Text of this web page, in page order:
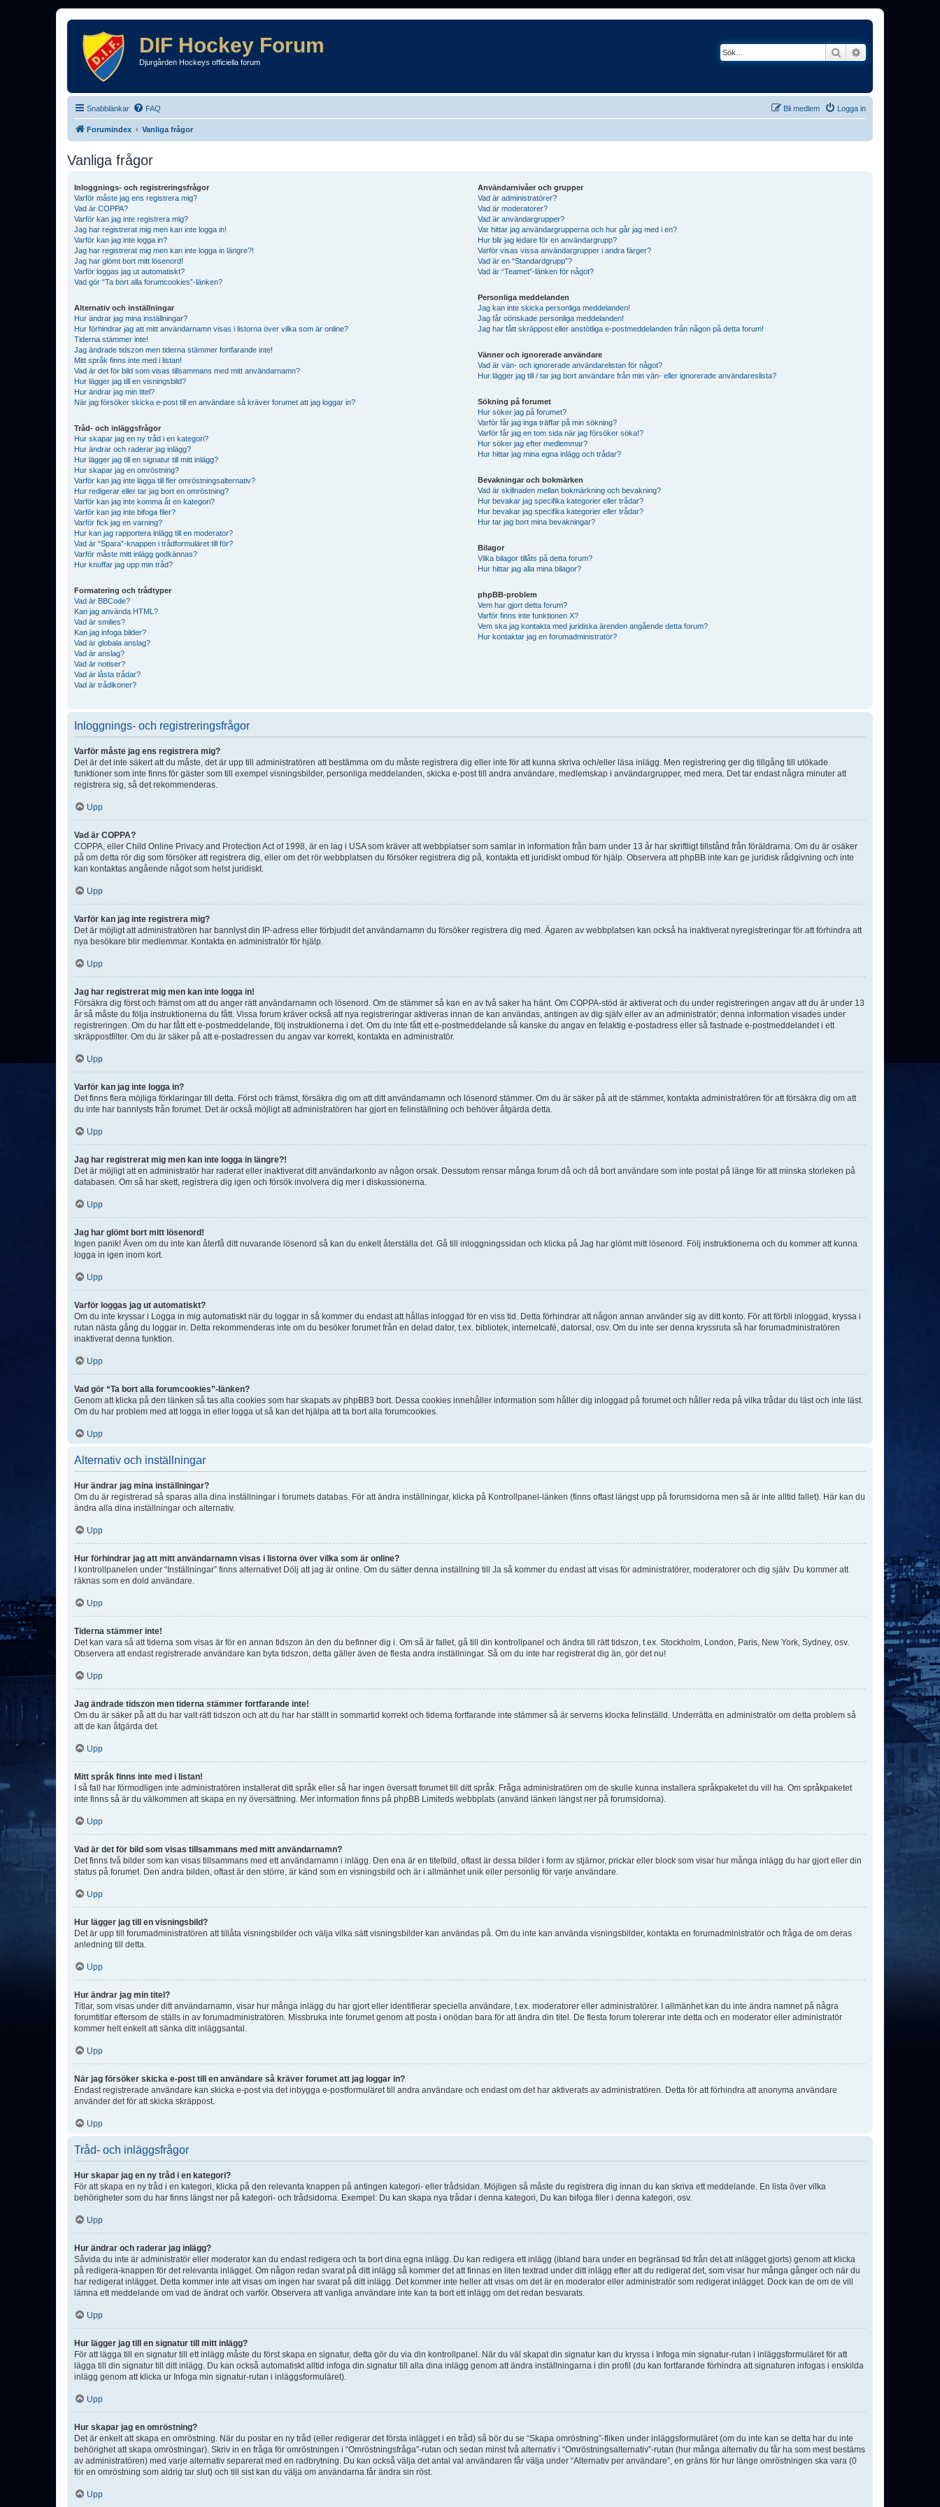
DIF Hockey Forum
Djurgården Hockeys officiella forum
Sök
Snabblänkar FAQ Logga in
Bli medlem
Forumindex Vanliga frågor
Vanliga frågor
Inloggnings- och registreringsfrågor
Varför måste jag ens registrera mig?
Vad är COPPA?
Varför kan jag inte registrera mig?
Jag har registrerat mig men kan inte logga in!
Varför kan jag inte logga in?
Jag har registrerat mig men kan inte logga in längre?!
Jag har glömt bort mitt lösenord!
Varför loggas jag ut automatiskt?
Vad gör “Ta bort alla forumcookies”-länken?
Alternativ och inställningar
Hur ändrar jag mina inställningar?
Hur förhindrar jag att mitt användarnamn visas i listorna över vilka som är online?
Tiderna stämmer inte!
Jag ändrade tidszon men tiderna stämmer fortfarande inte!
Mitt språk finns inte med i listan!
Vad är det för bild som visas tillsammans med mitt användarnamn?
Hur lägger jag till en visningsbild?
Hur ändrar jag min titel?
När jag försöker skicka e-post till en användare så kräver forumet att jag loggar in?
Tråd- och inläggsfrågor
Hur skapar jag en ny tråd i en kategori?
Hur ändrar och raderar jag inlägg?
Hur lägger jag till en signatur till mitt inlägg?
Hur skapar jag en omröstning?
Varför kan jag inte lägga till fler omröstningsalternativ?
Hur redigerar eller tar jag bort en omröstning?
Varför kan jag inte komma åt en kategori?
Varför kan jag inte bifoga filer?
Varför fick jag en varning?
Hur kan jag rapportera inlägg till en moderator?
Vad är “Spara”-knappen i trådformuläret till för?
Varför måste mitt inlägg godkännas?
Hur knuffar jag upp min tråd?
Formatering och trådtyper
Vad är BBCode?
Kan jag använda HTML?
Vad är smilies?
Kan jag infoga bilder?
Vad är globala anslag?
Vad är anslag?
Vad är notiser?
Vad är låsta trådar?
Vad är trådikoner?
Användarnivåer och grupper
Vad är administratörer?
Vad är moderatorer?
Vad är användargrupper?
Var hittar jag användargrupperna och hur går jag med i en?
Hur blir jag ledare för en användargrupp?
Varför visas vissa användargrupper i andra färger?
Vad är en “Standardgrupp”?
Vad är “Teamet”-länken för något?
Personliga meddelanden
Jag kan inte skicka personliga meddelanden!
Jag får oönskade personliga meddelanden!
Jag har fått skräppost eller anstötliga e-postmeddelanden från någon på detta forum!
Vänner och ignorerade användare
Vad är vän- och ignorerade användarelistan för något?
Hur lägger jag till / tar jag bort användare från min vän- eller ignorerade användareslista?
Sökning på forumet
Hur söker jag på forumet?
Varför får jag inga träffar på min sökning?
Varför får jag en tom sida när jag försöker söka!?
Hur söker jag efter medlemmar?
Hur hittar jag mina egna inlägg och trådar?
Bevakningar och bokmärken
Vad är skillnaden mellan bokmärkning och bevakning?
Hur bevakar jag specifika kategorier eller trådar?
Hur bevakar jag specifika kategorier eller trådar?
Hur tar jag bort mina bevakningar?
Bilagor
Vilka bilagor tillåts på detta forum?
Hur hittar jag alla mina bilagor?
phpBB-problem
Vem har gjort detta forum?
Varför finns inte funktionen X?
Vem ska jag kontakta med juridiska ärenden angående detta forum?
Hur kontaktar jag en forumadministratör?
Inloggnings- och registreringsfrågor
Varför måste jag ens registrera mig?
Det är det inte säkert att du måste, det är upp till administratören att bestämma om du måste registrera dig eller inte för att kunna skriva och/eller läsa inlägg. Men registrering ger dig tillgång till utökade
funktioner som inte finns för gäster som till exempel visningsbilder, personliga meddelanden, skicka e-post till andra användare, medlemskap i användargrupper, med mera. Det tar endast några minuter att
registrera sig, så det rekommenderas.
Upp
Vad är COPPA?
COPPA, eller Child Online Privacy and Protection Act of 1998, är en lag i USA som kräver att webbplatser som samlar in information från barn under 13 år har skriftligt tillstånd från föräldrarna. Om du är osäker
på om detta rör dig som försöker att registrera dig, eller om det rör webbplatsen du försöker registrera dig på, kontakta ett juridiskt ombud för hjälp. Observera att phpBB inte kan ge juridisk rådgivning och inte
kan kontaktas angående något som helst juridiskt.
Upp
Varför kan jag inte registrera mig?
Det är möjligt att administratören har bannlyst din IP-adress eller förbjudit det användarnamn du försöker registrera dig med. Ägaren av webbplatsen kan också ha inaktiverat nyregistreringar för att förhindra att
nya besökare blir medlemmar. Kontakta en administratör för hjälp.
Upp
Jag har registrerat mig men kan inte logga in!
Försäkra dig först och främst om att du anger rätt användarnamn och lösenord. Om de stämmer så kan en av två saker ha hänt. Om COPPA-stöd är aktiverat och du under registreringen angav att du är under 13
år så måste du följa instruktionerna du fått. Vissa forum kräver också att nya registreringar aktiveras innan de kan användas, antingen av dig själv eller av an administratör; denna information visades under
registreringen. Om du har fått ett e-postmeddelande, följ instruktionerna i det. Om du inte fått ett e-postmeddelande så kanske du angav en felaktig e-postadress eller så fastnade e-postmeddelandet i ett
skräppostfilter. Om du är säker på att e-postadressen du angav var korrekt, kontakta en administratör.
Upp
Varför kan jag inte logga in?
Det finns flera möjliga förklaringar till detta. Först och främst, försäkra dig om att ditt användarnamn och lösenord stämmer. Om du är säker på att de stämmer, kontakta administratören för att försäkra dig om att
du inte har bannlysts från forumet. Det är också möjligt att administratören har gjort en felinställning och behöver åtgärda detta.
Upp
Jag har registrerat mig men kan inte logga in längre?!
Det är möjligt att en administratör har raderat eller inaktiverat ditt användarkonto av någon orsak. Dessutom rensar många forum då och då bort användare som inte postat på länge för att minska storleken på
databasen. Om så har skett, registrera dig igen och försök involvera dig mer i diskussionerna.
Upp
Jag har glömt bort mitt lösenord!
Ingen panik! Även om du inte kan återfå ditt nuvarande lösenord så kan du enkelt återställa det. Gå till inloggningssidan och klicka på Jag har glömt mitt lösenord. Följ instruktionerna och du kommer att kunna
logga in igen inom kort.
Upp
Varför loggas jag ut automatiskt?
Om du inte kryssar i Logga in mig automatiskt när du loggar in så kommer du endast att hållas inloggad för en viss tid. Detta förhindrar att någon annan använder sig av ditt konto. För att förbli inloggad, kryssa i
rutan nästa gång du loggar in. Detta rekommenderas inte om du besöker forumet från en delad dator, t.ex. bibliotek, internetcafé, datorsal, osv. Om du inte ser denna kryssruta så har forumadministratören
inaktiverat denna funktion.
Upp
Vad gör “Ta bort alla forumcookies”-länken?
Genom att klicka på den länken så tas alla cookies som har skapats av phpBB3 bort. Dessa cookies innehåller information som håller dig inloggad på forumet och håller reda på vilka trådar du läst och inte läst.
Om du har problem med att logga in eller logga ut så kan det hjälpa att ta bort alla forumcookies.
Upp
Alternativ och inställningar
Hur ändrar jag mina inställningar?
Om du är registrerad så sparas alla dina inställningar i forumets databas. För att ändra inställningar, klicka på Kontrollpanel-länken (finns oftast längst upp på forumsidorna men så är inte alltid fallet). Här kan du
ändra alla dina inställningar och alternativ.
Upp
Hur förhindrar jag att mitt användarnamn visas i listorna över vilka som är online?
I kontrollpanelen under “Inställningar” finns alternativet Dölj att jag är online. Om du sätter denna inställning till Ja så kommer du endast att visas för administratörer, moderatorer och dig själv. Du kommer att
räknas som en dold användare.
Upp
Tiderna stämmer inte!
Det kan vara så att tiderna som visas är för en annan tidszon än den du befinner dig i. Om så är fallet, gå till din kontrollpanel och ändra till rätt tidszon, t.ex. Stockholm, London, Paris, New York, Sydney, osv.
Observera att endast registrerade användare kan byta tidszon, detta gäller även de flesta andra inställningar. Så om du inte har registrerat dig än, gör det nu!
Upp
Jag ändrade tidszon men tiderna stämmer fortfarande inte!
Om du är säker på att du har valt rätt tidszon och att du har har ställt in sommartid korrekt och tiderna fortfarande inte stämmer så är serverns klocka felinställd. Underrätta en administratör om detta problem så
att de kan åtgärda det.
Upp
Mitt språk finns inte med i listan!
I så fall har förmodligen inte administratören installerat ditt språk eller så har ingen översatt forumet till ditt språk. Fråga administratören om de skulle kunna installera språkpaketet du vill ha. Om språkpaketet
inte finns så är du välkommen att skapa en ny översättning. Mer information finns på phpBB Limiteds webbplats (använd länken längst ner på forumsidorna).
Upp
Vad är det för bild som visas tillsammans med mitt användarnamn?
Det finns två bilder som kan visas tillsammans med ett användarnamn i inlägg. Den ena är en titelbild, oftast är dessa bilder i form av stjärnor, prickar eller block som visar hur många inlägg du har gjort eller din
status på forumet. Den andra bilden, oftast är den större, är känd som en visningsbild och är i allmänhet unik eller personlig för varje användare.
Upp
Hur lägger jag till en visningsbild?
Det är upp till forumadministratören att tillåta visningsbilder och välja vilka sätt visningsbilder kan användas på. Om du inte kan använda visningsbilder, kontakta en forumadministratör och fråga de om deras
anledning till detta.
Upp
Hur ändrar jag min titel?
Titlar, som visas under ditt användarnamn, visar hur många inlägg du har gjort eller identifierar speciella användare, t.ex. moderatorer eller administratörer. I allmänhet kan du inte ändra namnet på några
forumtitlar eftersom de ställs in av forumadministratören. Missbruka inte forumet genom att posta i onödan bara för att ändra din titel. De flesta forum tolererar inte detta och en moderator eller administratör
kommer helt enkelt att sänka ditt inläggsantal.
Upp
När jag försöker skicka e-post till en användare så kräver forumet att jag loggar in?
Endast registrerade användare kan skicka e-post via det inbygga e-postformuläret till andra användare och endast om det har aktiverats av administratören. Detta för att förhindra att anonyma användare
använder det för att skicka skräppost.
Upp
Tråd- och inläggsfrågor
Hur skapar jag en ny tråd i en kategori?
För att skapa en ny tråd i en kategori, klicka på den relevanta knappen på antingen kategori- eller trådsidan. Möjligen så måste du registrera dig innan du kan skriva ett meddelande. En lista över vilka
behörigheter som du har finns längst ner på kategori- och trådsidorna. Exempel: Du kan skapa nya trådar i denna kategori, Du kan bifoga filer i denna kategori, osv.
Upp
Hur ändrar och raderar jag inlägg?
Såvida du inte är administratör eller moderator kan du endast redigera och ta bort dina egna inlägg. Du kan redigera ett inlägg (ibland bara under en begränsad tid från det att inlägget gjorts) genom att klicka
på redigera-knappen för det relevanta inlägget. Om någon redan svarat på ditt inlägg så kommer det att finnas en liten textrad under ditt inlägg efter att du redigerat det, som visar hur många gånger och när du
har redigerat inlägget. Detta kommer inte att visas om ingen har svarat på ditt inlägg. Det kommer inte heller att visas om det är en moderator eller administratör som redigerat inlägget. Dock kan de om de vill
lämna ett meddelande om vad de ändrat och varför. Observera att vanliga användare inte kan ta bort ett inlägg om det redan besvarats.
Upp
Hur lägger jag till en signatur till mitt inlägg?
För att lägga till en signatur till ett inlägg måste du först skapa en signatur, detta gör du via din kontrollpanel. När du väl skapat din signatur kan du kryssa i Infoga min signatur-rutan i inläggsformuläret för att
lägga till din signatur till ditt inlägg. Du kan också automatiskt alltid infoga din signatur till alla dina inlägg genom att ändra inställningarna i din profil (du kan fortfarande förhindra att signaturen infogas i enskilda
inlägg genom att klicka ur Infoga min signatur-rutan i inläggsformuläret).
Upp
Hur skapar jag en omröstning?
Det är enkelt att skapa en omröstning. När du postar en ny tråd (eller redigerar det första inlägget i en tråd) så bör du se “Skapa omröstning”-fliken under inläggsformuläret (om du inte kan se detta har du inte
behörighet att skapa omröstningar). Skriv in en fråga för omröstningen i “Omröstningsfråga”-rutan och sedan minst två alternativ i “Omröstningsalternativ”-rutan (hur många alternativ du får ha som mest bestäms
av administratören) med varje alternativ separerat med en radbrytning. Du kan också välja det antal val användaren får välja under “Alternativ per användare”, en gräns för hur länge omröstningen ska vara (0
för en omröstning som aldrig tar slut) och till sist kan du välja om användarna får ändra sin röst.
Upp